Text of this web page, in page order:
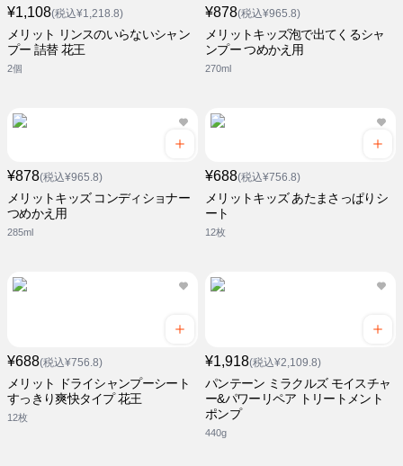
¥1,108(税込¥1,218.8)
メリット リンスのいらないシャン
プー 詰替 花王
2個
¥878(税込¥965.8)
メリットキッズ泡で出てくるシャ
ンプー つめかえ用
270ml
¥878(税込¥965.8)
メリットキッズ コンディショナー
つめかえ用
285ml
¥688(税込¥756.8)
メリットキッズ あたまさっぱりシ
ート
12枚
¥688(税込¥756.8)
メリット ドライシャンプーシート
すっきり爽快タイプ 花王
12枚
¥1,918(税込¥2,109.8)
パンテーン ミラクルズ モイスチャ
ー&パワーリペア トリートメント
ポンプ
440g